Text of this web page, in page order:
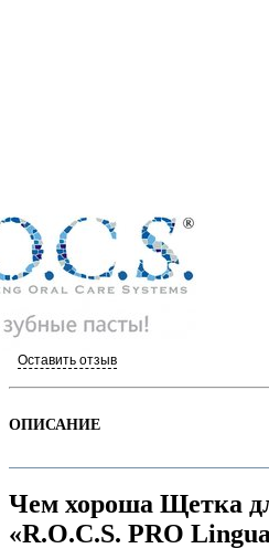
Всего отзывов: 0
Оставить отзыв
ОПИСАНИЕ
Чем хороша Щетка
«R.O.C.S. PRO